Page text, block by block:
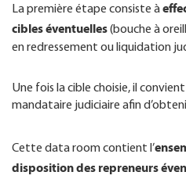
La première étape consiste à
cibles éventuelles(bouche à
en redressement ou liquidation
Une fois la cible choisie, il
mandataire judiciaire afin
Cette data room contient l’
disposition des repreneurs